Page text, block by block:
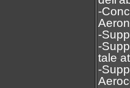
-
-
-
tale
-